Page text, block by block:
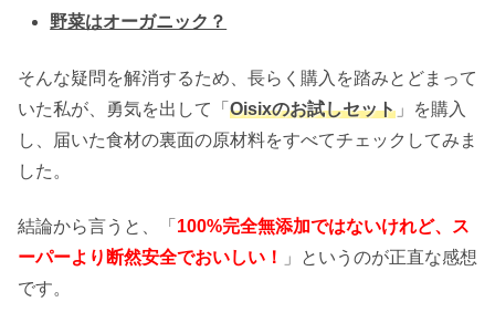
野菜はオーガニック？
そんな疑問を解消するため、長らく購入を踏みとどまって
いた私が、勇気を出して「 Oisixのお試しセット 」を購入
し、届いた食材の裏面の原材料をすべてチェックしてみま
した。
結論から言うと、「 100%完全無添加ではないけれど、ス
ーパーより断然安全でおいしい！
」というのが正直な感想
です。